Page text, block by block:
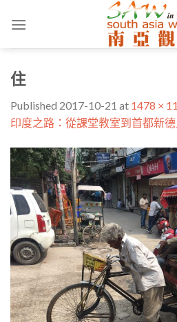
住
Published 2017-10-21 at 1478 ×
印度之路：從課堂教室到首都新